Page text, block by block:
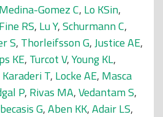
Medina-Gomez C, Lo KSin,
Fine RS, Lu Y,Schurmann C,
S, Thorleifsson G,Justice AE,
KE, Turcot V,Young KL,
Karaderi T, Locke AE, Masca
P, Rivas MA,Vedantam S,
G,Aben KK,Adair LS,